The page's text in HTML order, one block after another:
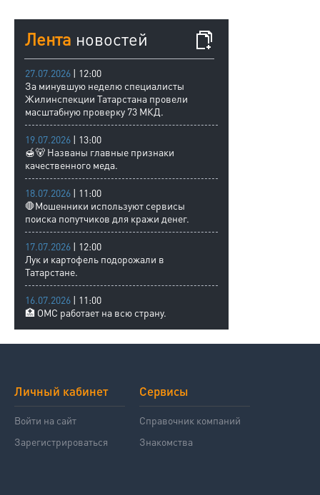
Лента новостей
27.07.2026 | 12:00
За минувшую неделю специалисты
Жилинспекции Татарстана провели
масштабную проверку 73 МКД.
19.07.2026 | 13:00
🍯🐻 Названы главные признаки
качественного меда.
18.07.2026 | 11:00
🛑Мошенники используют сервисы
поиска попутчиков для кражи денег.
17.07.2026 | 12:00
Лук и картофель подорожали в
Татарстане.
16.07.2026 | 11:00
🏥 ОМС работает на всю страну.
Личный кабинет
Войти на сайт
Зарегистрироваться
Сервисы
Справочник компаний
Знакомства